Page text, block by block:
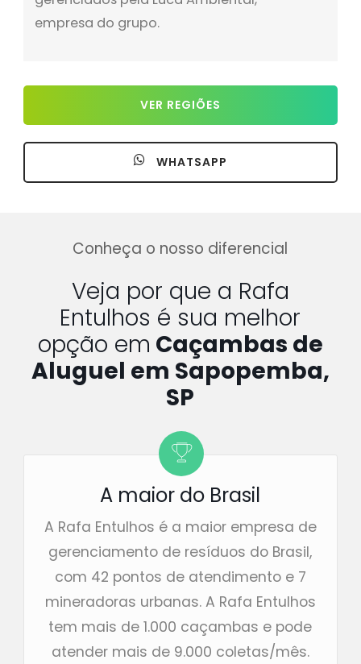
empresa do grupo.
VER REGIÕES
WHATSAPP
Conheça o nosso diferencial
Veja por que a Rafa
Entulhos é sua melhor
opção em Caçambas de
Aluguel em Sapopemba,
SP
A maior do Brasil
A Rafa Entulhos é a maior empresa de
gerenciamento de resíduos do Brasil,
com 42 pontos de atendimento e 7
mineradoras urbanas. A Rafa Entulhos
tem mais de 1.000 caçambas e pode
atender mais de 9.000 coletas/mês.